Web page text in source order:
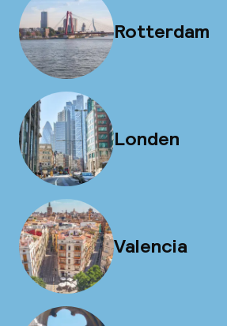
Rotterdam
Londen
Valencia